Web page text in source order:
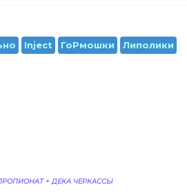
Inject ГоРмошки Липолики
+ ДЕКА ЧЕРКАССЫ